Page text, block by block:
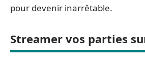
pour devenir inarrêtable.
Streamer vos parties